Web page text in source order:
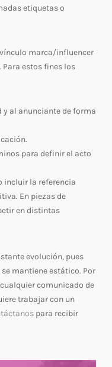
etiquetas o
marca/influencer
Para estos fines los
y al anunciante de forma
para definir el acto
incluir la referencia
En piezas de
en distintas
evolución, pues
mantiene estático. Por
comunicado de
trabajar con un
para recibir